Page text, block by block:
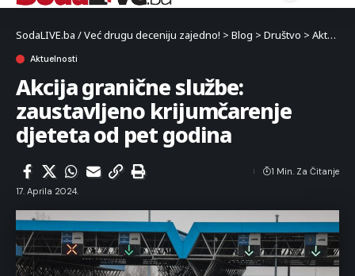
SodaLIVE.ba / Već drugu deceniju zajedno! > Blog > Društvo > Aktuelnosti
Aktuelnosti
Akcija granične službe:
zaustavljeno krijumčarenje
djeteta od pet godina
17. Aprila 2024.
1 Min. Za Čitanje